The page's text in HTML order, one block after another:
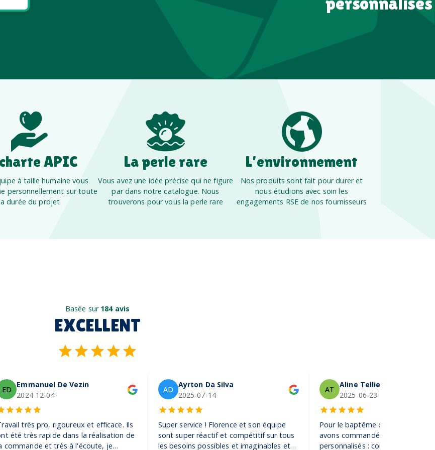
APIC
à taille humaine vous
personnellement sur toute
durée du projet
La perle rare
Vous avez une idée précise qui ne figure
par dans notre catalogue. Nous
trouverons pour vous la perle rare
L’environnement
Nos produits sont fait pour durer et
nous étudions avec soin les
engagements RSE de nos fournisseurs
Basée sur 184 avis
EXCELLENT
ED
Emmanuel De Vezin
2024-12-04
très pro, rigoureux et efficace. Ils
été très rapide dans la réalisation de
commande et très à l'écoute, je
AD Ayrton Da Silva
2025-07-14
Super service ! Florence et son équipe
sont super réactif et compétitif sur tous
les besoins possibles et imaginables et
AT
Aline Tellier
2025-06-23
Pour le baptême de notre fils,
avons commandé des gobelets
personnalisés : conseil, rapidité,